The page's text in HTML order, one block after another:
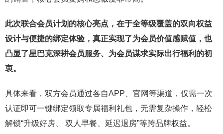
此次联合会员计划的核心亮点，在于全等级覆盖的双向权益
设计与便捷的绑定体验，真正实现了为会员价值感赋值，也
凸显了星巴克深耕会员服务、为会员谋求实际出行福利的初
衷。
具体来看，双方会员通过各自APP、官网等渠道，仅需一次
认证即可一键绑定领取专属福利礼包，无需复杂操作，轻松
解锁“升级好房、 双人早餐、延迟退房”等跨品牌权益。